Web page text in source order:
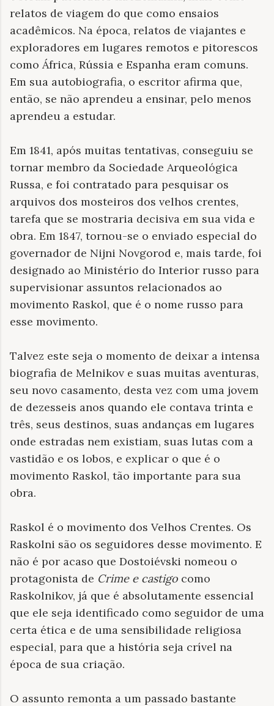
relatos de viagem do que como ensaios
acadêmicos. Na época, relatos de viajantes e
exploradores em lugares remotos e pitorescos
como África, Rússia e Espanha eram comuns.
Em sua autobiografia, o escritor afirma que,
então, se não aprendeu a ensinar, pelo menos
aprendeu a estudar.
Em 1841, após muitas tentativas, conseguiu se
tornar membro da Sociedade Arqueológica
Russa, e foi contratado para pesquisar os
arquivos dos mosteiros dos velhos crentes,
tarefa que se mostraria decisiva em sua vida e
obra. Em 1847, tornou-se o enviado especial do
governador de Nijni Novgorod e, mais tarde, foi
designado ao Ministério do Interior russo para
supervisionar assuntos relacionados ao
movimento Raskol, que é o nome russo para
esse movimento.
Talvez este seja o momento de deixar a intensa
biografia de Melnikov e suas muitas aventuras,
seu novo casamento, desta vez com uma jovem
de dezesseis anos quando ele contava trinta e
três, seus destinos, suas andanças em lugares
onde estradas nem existiam, suas lutas com a
vastidão e os lobos, e explicar o que é o
movimento Raskol, tão importante para sua
obra.
Raskol é o movimento dos Velhos Crentes. Os
Raskolni são os seguidores desse movimento. E
não é por acaso que Dostoiévski nomeou o
protagonista de Crime e castigo como
Raskolnikov, já que é absolutamente essencial
que ele seja identificado como seguidor de uma
certa ética e de uma sensibilidade religiosa
especial, para que a história seja crível na
época de sua criação.
O assunto remonta a um passado bastante